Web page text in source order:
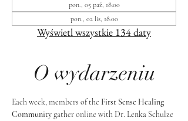
pon., 05 paź, 18:00
pon., 02 lis, 18:00
Wyświetl wszystkie 134 daty
O wydarzeniu
Each week, members of the First Sense Healing
Community gather online with Dr. Lenka Schulze